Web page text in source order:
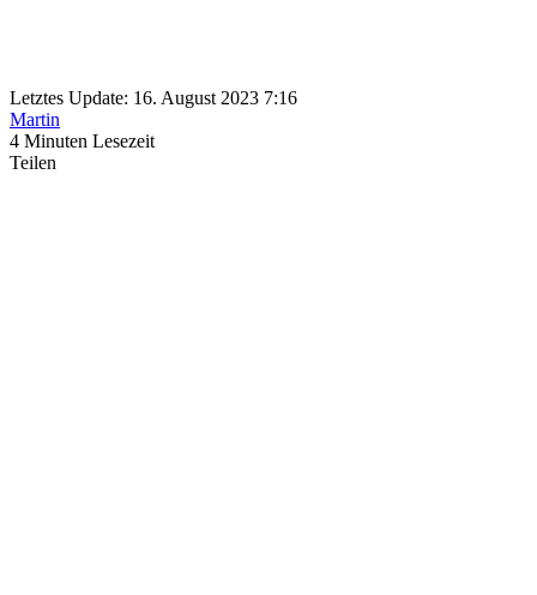
Letztes Update: 16. August 2023 7:16
Martin
4 Minuten Lesezeit
Teilen